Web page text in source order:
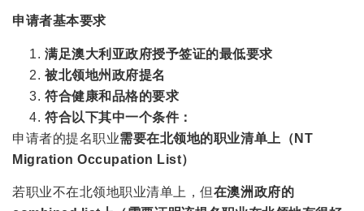
申请者基本要求
满足澳大利亚政府授予签证的最低要求
被北领地州政府提名
符合健康和品格的要求
符合以下其中一个条件：
申请者的提名职业需要在北领地的职业清单上（NT
Migration Occupation List）
若职业不在北领地职业清单上，但在澳洲政府的